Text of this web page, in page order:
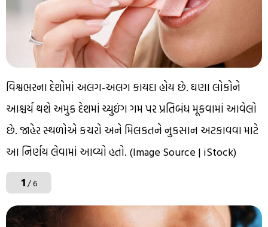
વિશ્વભરના દેશોમાં અલગ-અલગ કાયદા હોય છે. ઘણા લોકોને
આશ્ચર્ય થશે અમુક દેશમાં ચ્યુઇંગ ગમ પર પ્રતિબંધ મૂકવામાં આવેલો
છે. જાહેર સ્થળોએ કચરો અને મિલકતને નુકસાન અટકાવવા માટે
આ નિર્ણય લેવામાં આવ્યો હતો. (Image Source | iStock)
1/ 6